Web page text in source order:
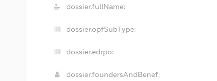
dossier.fullName:
dossier.opfSubType:
dossier.edrpo:
dossier.foundersAndBenef: